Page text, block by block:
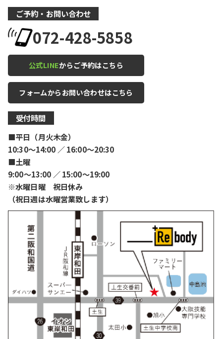
ご予約・お問い合わせ
072-428-5858
公式LINEからご予約はこちら
フォームからお問い合わせはこちら
受付時間
■平日（月火木金）
10:30〜14:00 ／ 16:00〜20:30
■土曜
9:00〜13:00 ／ 15:00〜19:00
※水曜日曜 祝日休み
（祝日週は水曜営業致します）